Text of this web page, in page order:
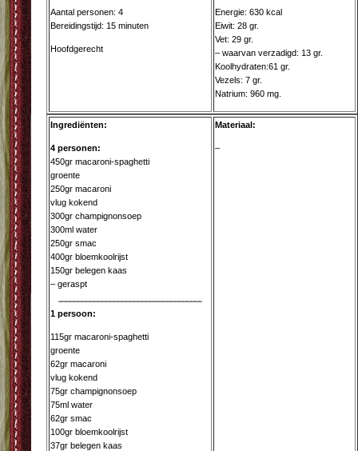
Aantal personen: 4
Bereidingstijd: 15 minuten
Hoofdgerecht
Energie: 630 kcal
Eiwit: 28 gr.
Vet: 29 gr.
– waarvan verzadigd: 13 gr.
Koolhydraten:61 gr.
Vezels: 7 gr.
Natrium: 960 mg.
Ingrediënten:
4 personen:
450gr macaroni-spaghetti
groente
250gr macaroni
vlug kokend
300gr champignonsoep
300ml water
250gr smac
400gr bloemkoolrijst
150gr belegen kaas
– geraspt
1 persoon:
115gr macaroni-spaghetti
groente
62gr macaroni
vlug kokend
75gr champignonsoep
75ml water
62gr smac
100gr bloemkoolrijst
37gr belegen kaas
Materiaal:
–